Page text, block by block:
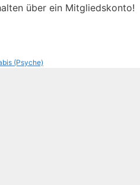
über ein Mitgliedskonto!
(Psyche)